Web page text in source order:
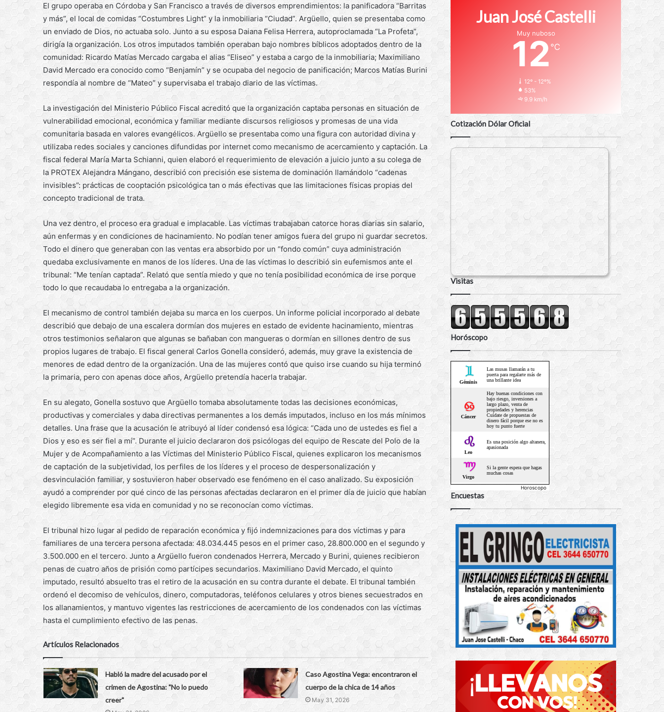
El grupo operaba en Córdoba y San Francisco a través de diversos emprendimientos: la panificadora “Barritas
y más”, el local de comidas “Costumbres Light” y la inmobiliaria “Ciudad”. Argüello, quien se presentaba como
un enviado de Dios, no actuaba solo. Junto a su esposa Daiana Felisa Herrera, autoproclamada “La Profeta”,
dirigía la organización. Los otros imputados también operaban bajo nombres bíblicos adoptados dentro de la
comunidad: Ricardo Matías Mercado cargaba el alias “Eliseo” y estaba a cargo de la inmobiliaria; Maximiliano
David Mercado era conocido como “Benjamín” y se ocupaba del negocio de panificación; Marcos Matías Burini
respondía al nombre de “Mateo” y supervisaba el trabajo diario de las víctimas.
La investigación del Ministerio Público Fiscal acreditó que la organización captaba personas en situación de
vulnerabilidad emocional, económica y familiar mediante discursos religiosos y promesas de una vida
comunitaria basada en valores evangélicos. Argüello se presentaba como una figura con autoridad divina y
utilizaba redes sociales y canciones difundidas por internet como mecanismo de acercamiento y captación. La
fiscal federal María Marta Schianni, quien elaboró el requerimiento de elevación a juicio junto a su colega de
la PROTEX Alejandra Mángano, describió con precisión ese sistema de dominación llamándolo “cadenas
invisibles”: prácticas de cooptación psicológica tan o más efectivas que las limitaciones físicas propias del
concepto tradicional de trata.
Una vez dentro, el proceso era gradual e implacable. Las víctimas trabajaban catorce horas diarias sin salario,
aún enfermas y en condiciones de hacinamiento. No podían tener amigos fuera del grupo ni guardar secretos.
Todo el dinero que generaban con las ventas era absorbido por un “fondo común” cuya administración
quedaba exclusivamente en manos de los líderes. Una de las víctimas lo describió sin eufemismos ante el
tribunal: “Me tenían captada”. Relató que sentía miedo y que no tenía posibilidad económica de irse porque
todo lo que recaudaba lo entregaba a la organización.
El mecanismo de control también dejaba su marca en los cuerpos. Un informe policial incorporado al debate
describió que debajo de una escalera dormían dos mujeres en estado de evidente hacinamiento, mientras
otros testimonios señalaron que algunas se bañaban con mangueras o dormían en sillones dentro de sus
propios lugares de trabajo. El fiscal general Carlos Gonella consideró, además, muy grave la existencia de
menores de edad dentro de la organización. Una de las mujeres contó que quiso irse cuando su hija terminó
la primaria, pero con apenas doce años, Argüello pretendía hacerla trabajar.
En su alegato, Gonella sostuvo que Argüello tomaba absolutamente todas las decisiones económicas,
productivas y comerciales y daba directivas permanentes a los demás imputados, incluso en los más mínimos
detalles. Una frase que la acusación le atribuyó al líder condensó esa lógica: “Cada uno de ustedes es fiel a
Dios y eso es ser fiel a mí”. Durante el juicio declararon dos psicólogas del equipo de Rescate del Polo de la
Mujer y de Acompañamiento a las Víctimas del Ministerio Público Fiscal, quienes explicaron los mecanismos
de captación de la subjetividad, los perfiles de los líderes y el proceso de despersonalización y
desvinculación familiar, y sostuvieron haber observado ese fenómeno en el caso analizado. Su exposición
ayudó a comprender por qué cinco de las personas afectadas declararon en el primer día de juicio que habían
elegido libremente esa vida en comunidad y no se reconocían como víctimas.
El tribunal hizo lugar al pedido de reparación económica y fijó indemnizaciones para dos víctimas y para
familiares de una tercera persona afectada: 48.034.445 pesos en el primer caso, 28.800.000 en el segundo y
3.500.000 en el tercero. Junto a Argüello fueron condenados Herrera, Mercado y Burini, quienes recibieron
penas de cuatro años de prisión como partícipes secundarios. Maximiliano David Mercado, el quinto
imputado, resultó absuelto tras el retiro de la acusación en su contra durante el debate. El tribunal también
ordenó el decomiso de vehículos, dinero, computadoras, teléfonos celulares y otros bienes secuestrados en
los allanamientos, y mantuvo vigentes las restricciones de acercamiento de los condenados con las víctimas
hasta el cumplimiento efectivo de las penas.
Artículos Relacionados
Habló la madre del acusado por el
crimen de Agostina: "No lo puedo
creer"
Caso Agostina Vega: encontraron el
cuerpo de la chica de 14 años
May 31, 2026
Juan José Castelli
Muy nuboso
12 ℃
12º - 12º%
53%
9.9 km/h
Cotización Dólar Oficial
Visitas
Horóscopo
Horoscopo
Encuestas